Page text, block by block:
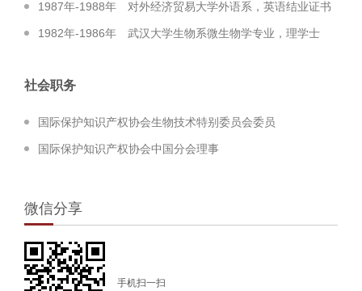
1987年-1988年 对外经济贸易大学外语系，英语结业证书
1982年-1986年 武汉大学生物系微生物学专业，理学士
社会职务
国际保护知识产权协会生物技术特别委员会委员
国际保护知识产权协会中国分会理事
微信分享
手机扫一扫